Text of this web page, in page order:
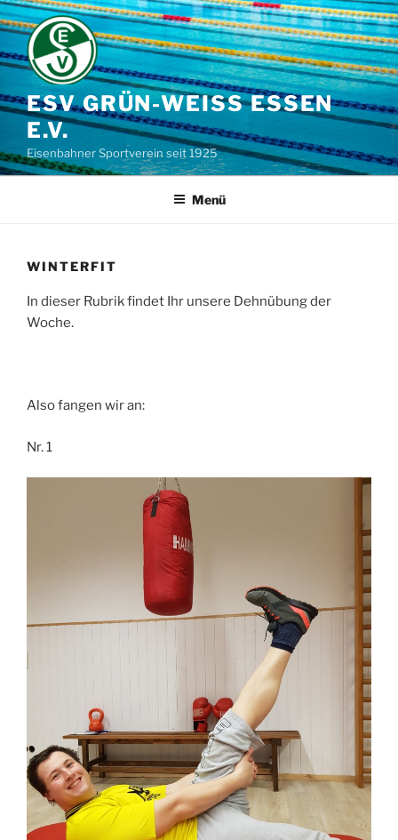
Zum
Inhalt
springen
ESV GRÜN-WEISS ESSEN E
.V.
Eisenbahner Sportverein seit 1925
Menü
WINTERFIT
In dieser Rubrik findet Ihr unsere Dehnübung der
Woche.
Also fangen wir an:
Nr. 1